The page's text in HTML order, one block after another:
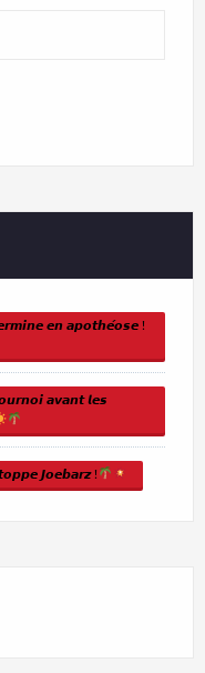
𝙚𝙣 𝙖𝙥𝙤𝙩𝙝𝙚́𝙤𝙨𝙚 !
𝙖𝙫𝙖𝙣𝙩 𝙡𝙚𝙨
𝙅𝙤𝙚𝙗𝙖𝙧𝙯 !